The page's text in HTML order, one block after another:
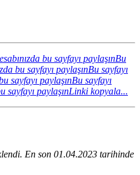
bu sayfayı paylaşınBu
bu sayfayı paylaşınBu sayfayı
sayfayı paylaşınBu sayfayı
sayfayı paylaşınLinki kopyala...
En son 01.04.2023 tarihinde